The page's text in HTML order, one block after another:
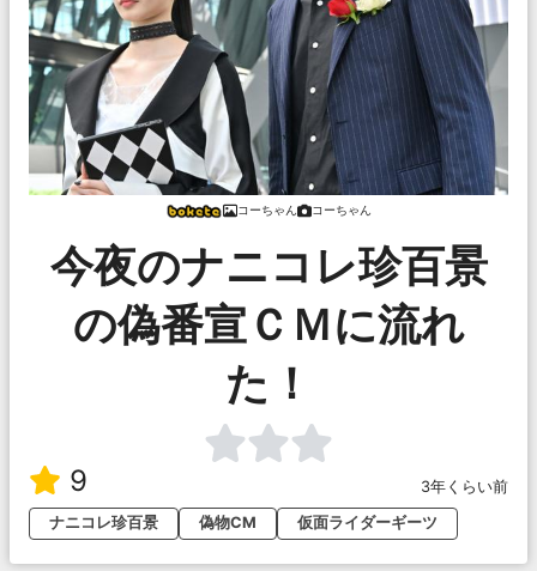
コーちゃん コーちゃん
今夜のナニコレ珍百景
の偽番宣ＣＭに流れ
た！
9
3年くらい前
ナニコレ珍百景
偽物CM 仮面ライダーギーツ